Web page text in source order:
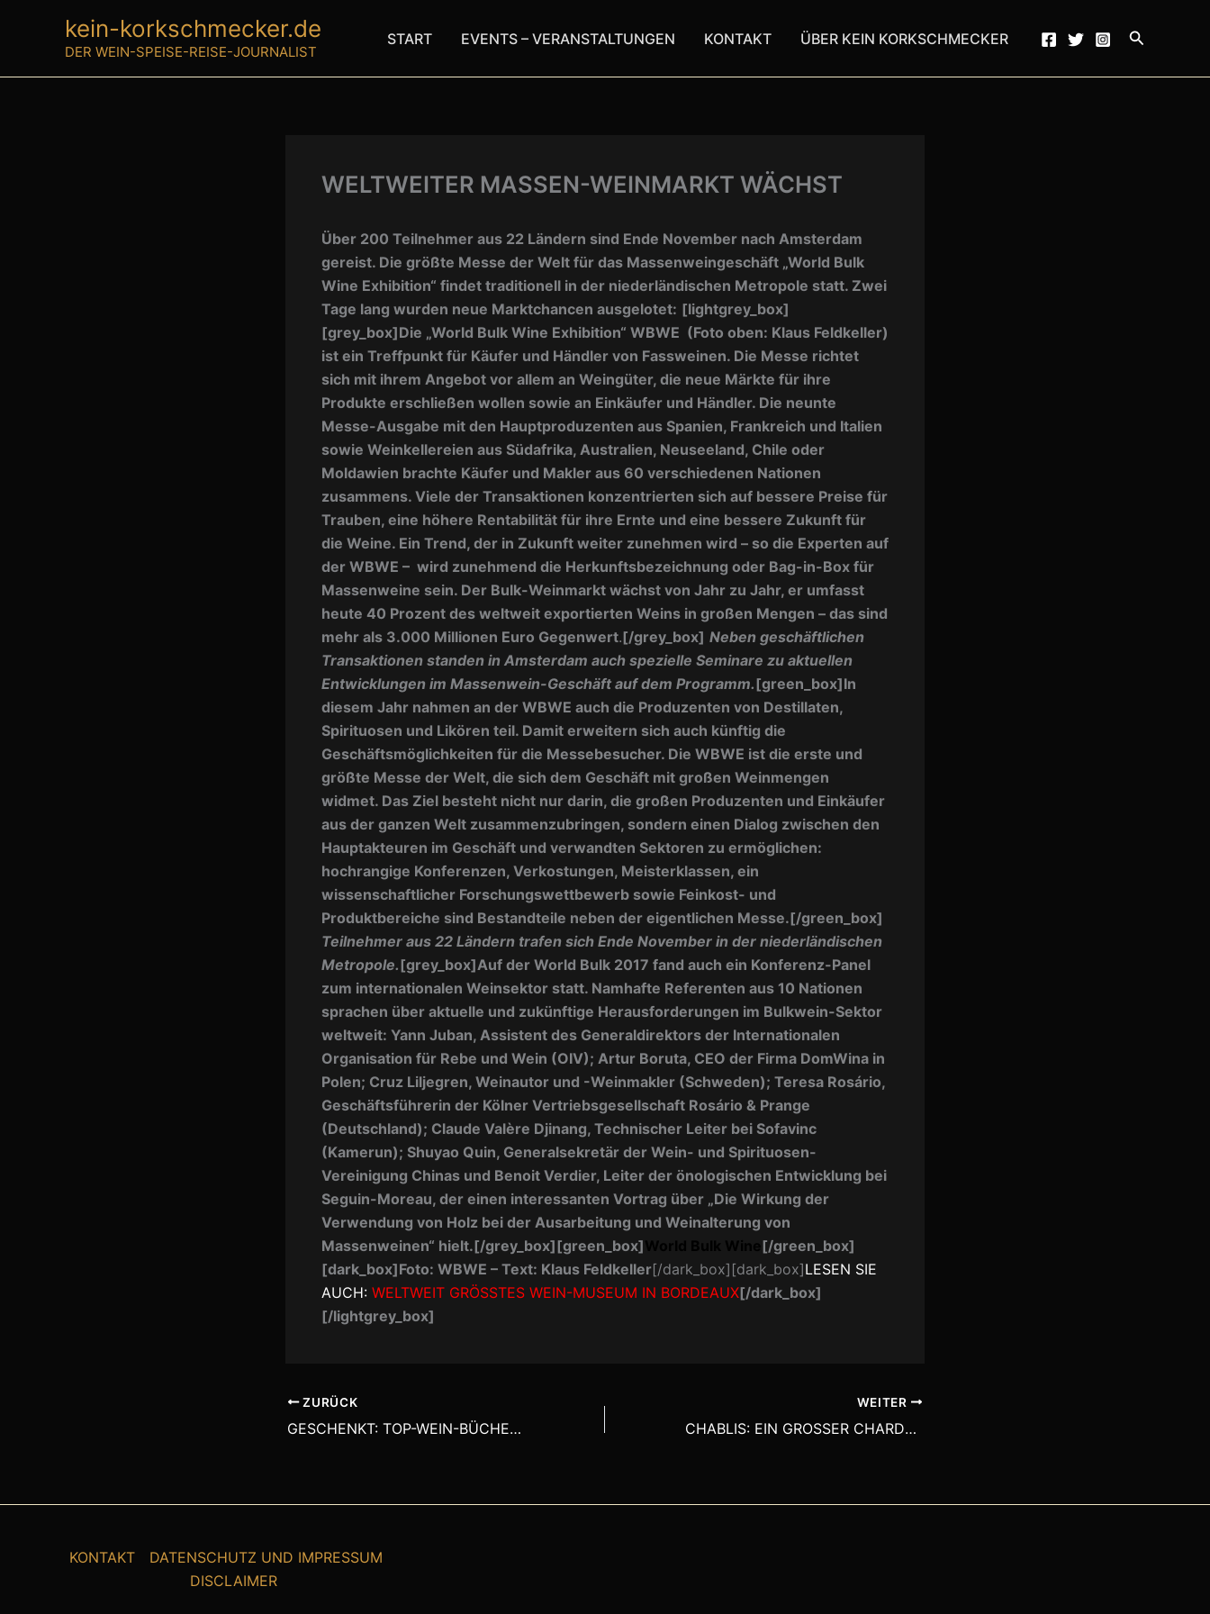
kein-korkschmecker.de
DER WEIN-SPEISE-REISE-JOURNALIST
START EVENTS – VERANSTALTUNGEN KONTAKT ÜBER KEIN KORKSCHMECKER Suchen
WELTWEITER MASSEN-WEINMARKT WÄCHST
Über 200 Teilnehmer aus 22 Ländern sind Ende November nach Amsterdam
gereist. Die größte Messe der Welt für das Massenweingeschäft „World Bulk
Wine Exhibition“ findet traditionell in der niederländischen Metropole statt. Zwei
Tage lang wurden neue Marktchancen ausgelotet: [lightgrey_box]
[grey_box]Die „World Bulk Wine Exhibition“ WBWE (Foto oben: Klaus Feldkeller)
ist ein Treffpunkt für Käufer und Händler von Fassweinen. Die Messe richtet
sich mit ihrem Angebot vor allem an Weingüter, die neue Märkte für ihre
Produkte erschließen wollen sowie an Einkäufer und Händler. Die neunte
Messe-Ausgabe mit den Hauptproduzenten aus Spanien, Frankreich und Italien
sowie Weinkellereien aus Südafrika, Australien, Neuseeland, Chile oder
Moldawien brachte Käufer und Makler aus 60 verschiedenen Nationen
zusammens. Viele der Transaktionen konzentrierten sich auf bessere Preise für
Trauben, eine höhere Rentabilität für ihre Ernte und eine bessere Zukunft für
die Weine. Ein Trend, der in Zukunft weiter zunehmen wird – so die Experten auf
der WBWE – wird zunehmend die Herkunftsbezeichnung oder Bag-in-Box für
Massenweine sein. Der Bulk-Weinmarkt wächst von Jahr zu Jahr, er umfasst
heute 40 Prozent des weltweit exportierten Weins in großen Mengen – das sind
mehr als 3.000 Millionen Euro Gegenwert.[/grey_box] Neben geschäftlichen
Transaktionen standen in Amsterdam auch spezielle Seminare zu aktuellen
Entwicklungen im Massenwein-Geschäft auf dem Programm.[green_box]In
diesem Jahr nahmen an der WBWE auch die Produzenten von Destillaten,
Spirituosen und Likören teil. Damit erweitern sich auch künftig die
Geschäftsmöglichkeiten für die Messebesucher. Die WBWE ist die erste und
größte Messe der Welt, die sich dem Geschäft mit großen Weinmengen
widmet. Das Ziel besteht nicht nur darin, die großen Produzenten und Einkäufer
aus der ganzen Welt zusammenzubringen, sondern einen Dialog zwischen den
Hauptakteuren im Geschäft und verwandten Sektoren zu ermöglichen:
hochrangige Konferenzen, Verkostungen, Meisterklassen, ein
wissenschaftlicher Forschungswettbewerb sowie Feinkost- und
Produktbereiche sind Bestandteile neben der eigentlichen Messe.[/green_box]
Teilnehmer aus 22 Ländern trafen sich Ende November in der niederländischen
Metropole.[grey_box]Auf der World Bulk 2017 fand auch ein Konferenz-Panel
zum internationalen Weinsektor statt. Namhafte Referenten aus 10 Nationen
sprachen über aktuelle und zukünftige Herausforderungen im Bulkwein-Sektor
weltweit: Yann Juban, Assistent des Generaldirektors der Internationalen
Organisation für Rebe und Wein (OIV); Artur Boruta, CEO der Firma DomWina in
Polen; Cruz Liljegren, Weinautor und -Weinmakler (Schweden); Teresa Rosário,
Geschäftsführerin der Kölner Vertriebsgesellschaft Rosário & Prange
(Deutschland); Claude Valère Djinang, Technischer Leiter bei Sofavinc
(Kamerun); Shuyao Quin, Generalsekretär der Wein- und Spirituosen-
Vereinigung Chinas und Benoit Verdier, Leiter der önologischen Entwicklung bei
Seguin-Moreau, der einen interessanten Vortrag über „Die Wirkung der
Verwendung von Holz bei der Ausarbeitung und Weinalterung von
Massenweinen“ hielt.[/grey_box][green_box]
[/green_box]
[dark_box]Foto: WBWE – Text: Klaus Feldkeller[/dark_box][dark_box]LESEN SIE
AUCH: WELTWEIT GRÖSSTES WEIN-MUSEUM IN BORDEAUX[/dark_box]
[/lightgrey_box]
ZURÜCK
GESCHENKT: TOP-WEIN-BÜCHER ZUM FEST
WEITER
CHABLIS: EIN GROSSER CHARDONNAY
KONTAKT
DATENSCHUTZ UND IMPRESSUM
DISCLAIMER